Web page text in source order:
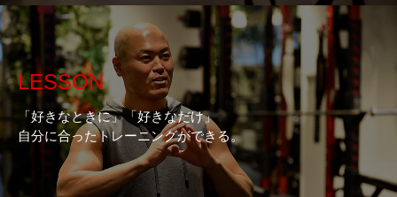
LESSON
「好きなときに」「好きなだけ」
自分に合ったトレーニングができる。